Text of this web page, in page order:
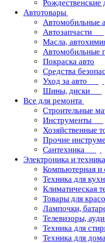
Рождественские
Автотовары
Автомобильные
Автозапчасти
Масла,
Автомобильные
Покраска авто
Средства
Уход за авто
Шины, диски
Все для ремонта
Строительные
Инструменты
Хозяйственные
Прочие
Сантехника
Электроника и техника
Компьютерная и
Техника для
Климатическая
Товары для
Лампочки,
Телевизоры,
Техника для
Техника для